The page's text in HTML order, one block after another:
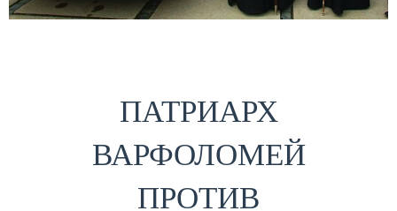
ПАТРИАРХ
ВАРФОЛОМЕЙ
ПРОТИВ